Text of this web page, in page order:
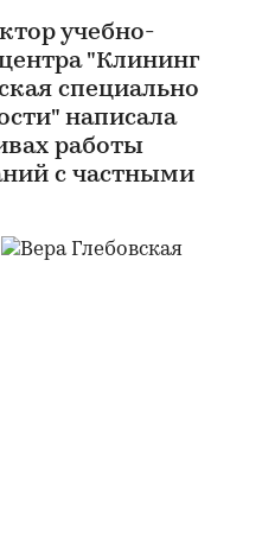
учебно-
"Клининг
специально
написала
работы
с частными